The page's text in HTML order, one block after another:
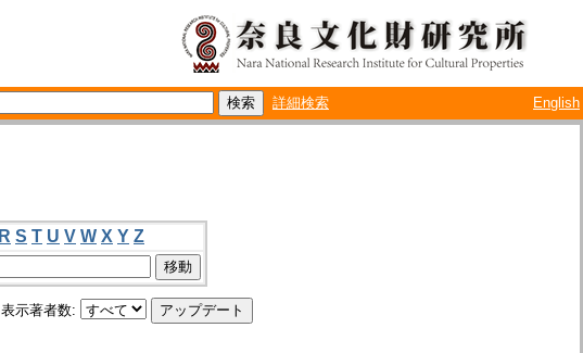
詳細検索 English
R S T U V W X Y Z
表示著者数: